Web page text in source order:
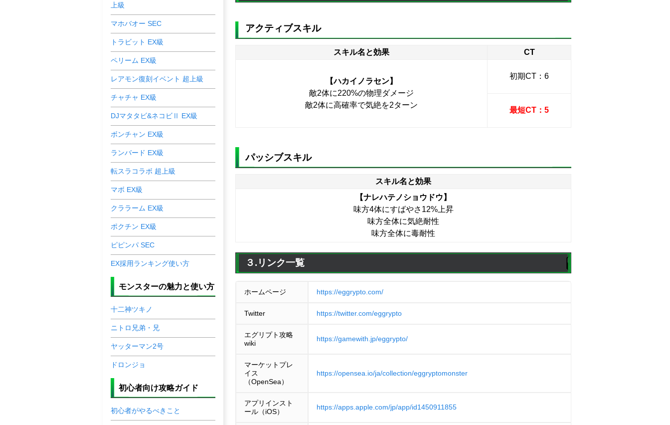
アクティブスキル
スキル名と効果 CT
【ハカイノラセン】
敵2体に220%の物理ダメージ
敵2体に高確率で気絶を2ターン
初期CT：6
最短CT：5
パッシブスキル
スキル名と効果
【ナレハテノショウドウ】
味方4体にすばやさ12%上昇
味方全体に気絶耐性
味方全体に毒耐性
３.リンク一覧
ホームページ https://eggrypto.com/
Twitter https://twitter.com/eggrypto
エグリプト攻略
wiki
https://gamewith.jp/eggrypto/
マーケットプレ
イス
（OpenSea）
https://opensea.io/ja/collection/eggryptomonster
アプリインスト
ール（iOS）
https://apps.apple.com/jp/app/id1450911855
上級
マホバオー SEC
トラビット EX級
ペリーム EX級
レアモン復刻イベント 超上級
チャチャ EX級
DJマタタビ&ネコビⅡ EX級
ボンチャン EX級
ランバード EX級
転スラコラボ 超上級
マボ EX級
クララーム EX級
ポクチン EX級
ピピンパ SEC
EX採用ランキング使い方
モンスターの魅力と使い方
十二神ツキノ
ニトロ兄弟・兄
ヤッターマン2号
ドロンジョ
初心者向け攻略ガイド
初心者がやるべきこと